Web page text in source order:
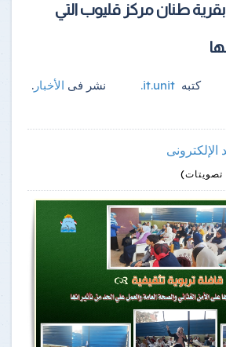
بقرية طنان مركز قليوب التي
كتبهit.unit
. نشر فى الأخبار .
الإلكترونى
1
2
3
4
5